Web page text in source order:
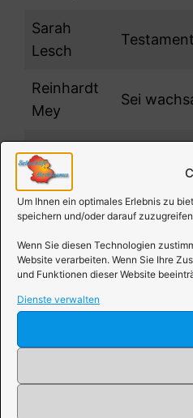
Um Ihnen ein optimales Erlebnis zu
speichern und/oder darauf
Wenn Sie diesen Technologien
Website verarbeiten. Wenn Sie Ihre
und Funktionen dieser Website
Dienste verwalten
Sarah
Lesch
Testament
Reinhardt
Mey
Sei
Lightfoot
read my
Sarah
Angel
13. August 2022
Fundstücke, MusikMusik